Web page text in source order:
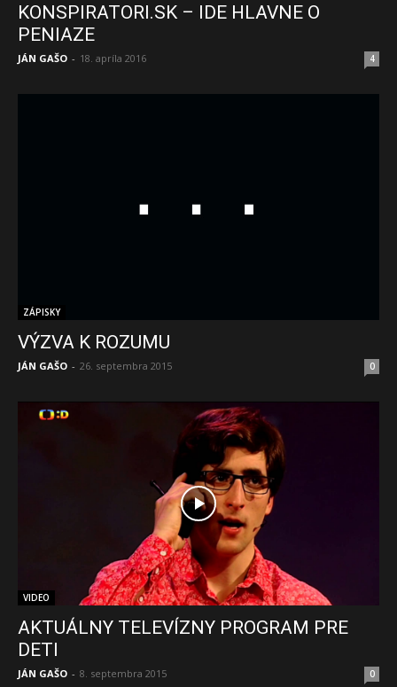
KONSPIRATORI.SK – IDE HLAVNE O
PENIAZE
JÁN GAŠO - 18. apríla 2016 4
ZÁPISKY
VÝZVA K ROZUMU
JÁN GAŠO - 26. septembra 2015 0
VIDEO
AKTUÁLNY TELEVÍZNY PROGRAM PRE
DETI
JÁN GAŠO - 8. septembra 2015 0